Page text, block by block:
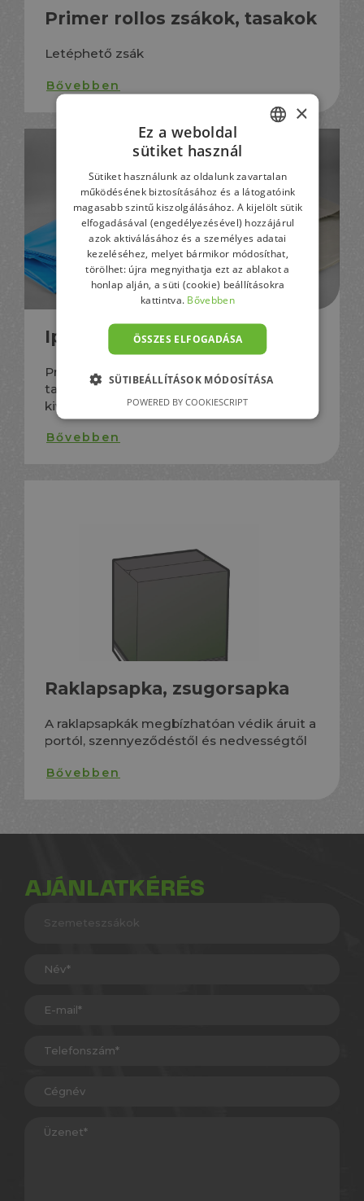
Primer rollos zsákok, tasakok
Letéphető zsák
Bővebben
Ipari zsákok, tasakok
Primer és újrahasznosított anyagból is
talphegesztve, rollos vagy tekercses
kivitelben
Bővebben
Raklapsapka, zsugorsapka
A raklapsapkák megbízhatóan védik áruit a
portól, szennyeződéstől és nedvességtől
Bővebben
AJÁNLATKÉRÉS
GERMAN
ENGLISH
×
Ez a weboldal
sütiket használ
Sütiket használunk az oldalunk zavartalan
működésének biztosításához és a látogatóink
magasabb szintű kiszolgálásához. A kijelölt sütik
elfogadásával (engedélyezésével) hozzájárul
azok aktiválásához és a személyes adatai
kezeléséhez, melyet bármikor módosíthat,
törölhet: újra megnyithatja ezt az ablakot a
honlap alján, a süti (cookie) beállításokra
kattintva. Bővebben
ÖSSZES ELFOGADÁSA
SÜTIBEÁLLÍTÁSOK MÓDOSÍTÁSA
POWERED BY COOKIESCRIPT